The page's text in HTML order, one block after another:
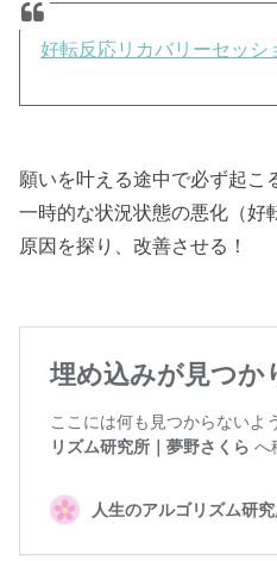
好転反応リカバリーセッシ
願いを叶える途中で必ず起こ
一時的な状況状態の悪化（好
原因を探り、改善させる！